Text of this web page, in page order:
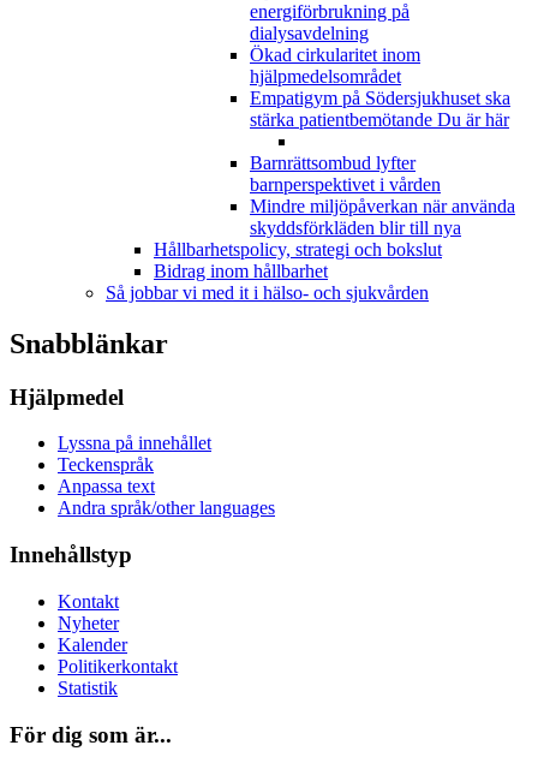
energiförbrukning på
dialysavdelning
Ökad cirkularitet inom
hjälpmedelsområdet
Empatigym på Södersjukhuset ska
stärka patientbemötande Du är här
Barnrättsombud lyfter
barnperspektivet i vården
Mindre miljöpåverkan när använda
skyddsförkläden blir till nya
Hållbarhetspolicy, strategi och bokslut
Bidrag inom hållbarhet
Så jobbar vi med it i hälso- och sjukvården
Snabblänkar
Hjälpmedel
Lyssna på innehållet
Teckenspråk
Anpassa text
Andra språk/other languages
Innehållstyp
Kontakt
Nyheter
Kalender
Politikerkontakt
Statistik
För dig som är...